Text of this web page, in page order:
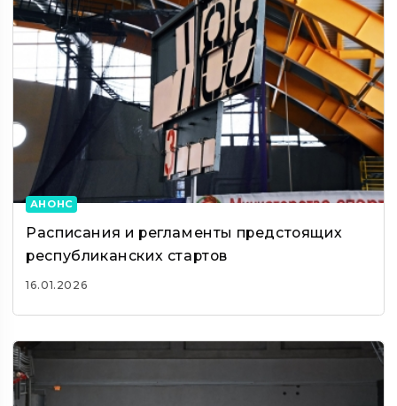
АНОНС
Расписания и регламенты предстоящих
республиканских стартов
16.01.2026